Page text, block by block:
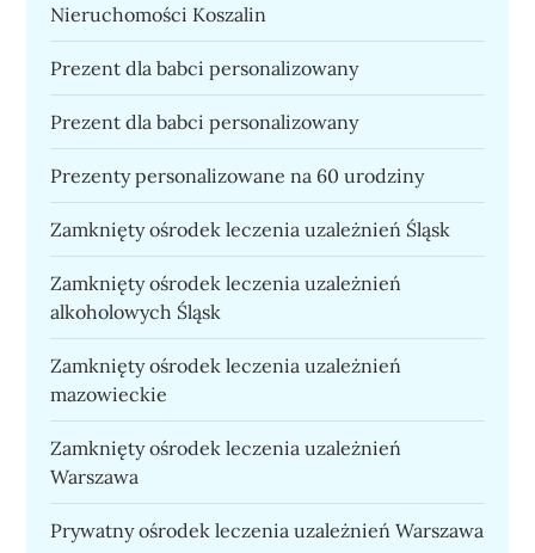
Nieruchomości Koszalin
Prezent dla babci personalizowany
Prezent dla babci personalizowany
Prezenty personalizowane na 60 urodziny
Zamknięty ośrodek leczenia uzależnień Śląsk
Zamknięty ośrodek leczenia uzależnień
alkoholowych Śląsk
Zamknięty ośrodek leczenia uzależnień
mazowieckie
Zamknięty ośrodek leczenia uzależnień
Warszawa
Prywatny ośrodek leczenia uzależnień Warszawa